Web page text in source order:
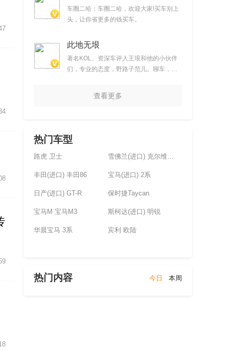
车圈二哈：车圈二哈，欢迎大家!买车别上
头，让你省更多的钱买车。
此地无垠
著名KOL、资深车评人王垠和他的小伙伴
们，专业的态度，野路子范儿。聊车，但
查看更多
热门车型
路虎 卫士 雪佛兰(进口) 克尔维特(未上市)
丰田(进口) 丰田86 宝马(进口) 2系
日产(进口) GT-R 保时捷Taycan
宝马M 宝马M3 斯柯达(进口) 明锐
华晨宝马 3系 宾利 欧陆
热门内容 今日 本周